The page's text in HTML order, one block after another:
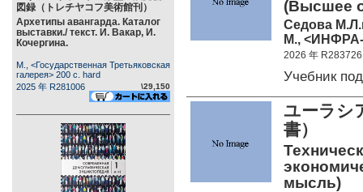
図録（トレチヤコフ美術館刊）
Архетипы авангарда. Каталог
выставки./ текст. И. Вакар, И.
Кочергина.
М., <Государственная Третьяковская
галерея> 200 c. hard
2025 年 R281006
\29,150
(Высшее
Седова
М., <ИНФРА-
2026 年 R283726
Учебник
ユーラシ
書）
мысль)